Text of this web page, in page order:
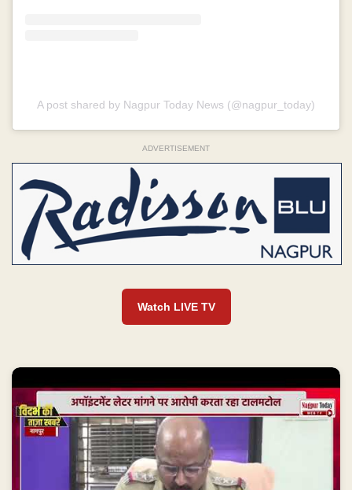
A post shared by Nagpur Today News (@nagpur_today)
ADVERTISEMENT
Watch LIVE TV